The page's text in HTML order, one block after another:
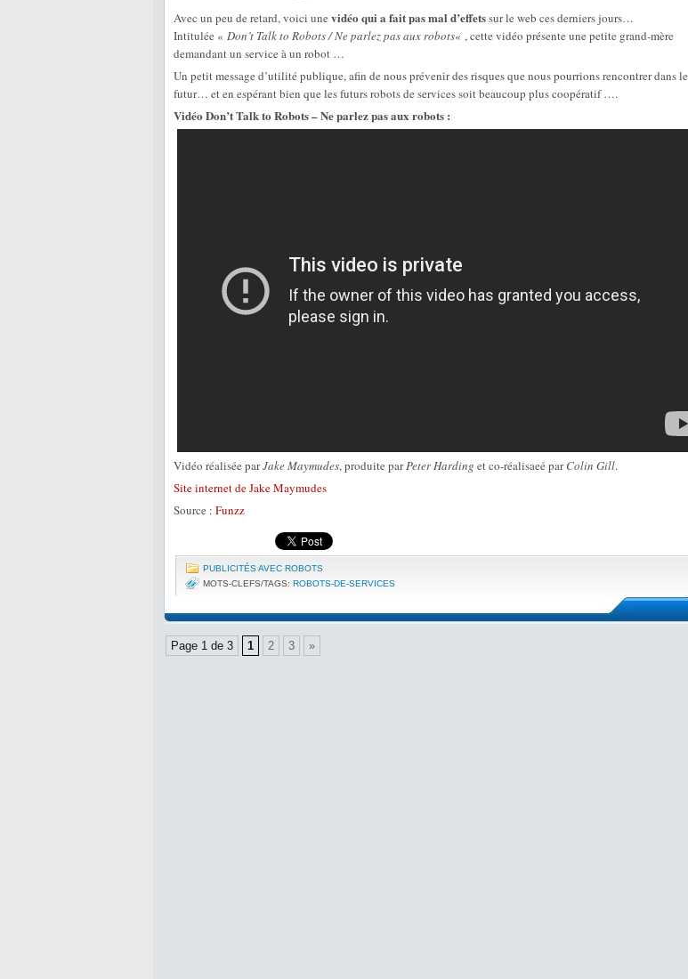
Avec un peu de retard, voici une vidéo qui a fait pas mal d’effetssur le web ces derniers jours…
Intitulée « Don’t Talk to Robots / Ne parlez pas aux robots« , cette vidéo présente une petite grand-mère
demandant un service à un robot …
Un petit message d’utilité publique, afin de nous prévenir des risques que nous pourrions rencontrer dans le
futur… et en espérant bien que les futurs robots de services soit beaucoup plus coopératif ….
Vidéo Don’t Talk to Robots – Ne parlez pas aux robots :
Vidéo réalisée parJake Maymudes, produite parPeter Harding et co-réalisaeé parColin Gill.
Site internet de Jake Maymudes
Source : Funzz
PUBLICITÉS AVEC ROBOTS
MOTS-CLEFS/TAGS: ROBOTS-DE-SERVICES
Page 1 de 3 1 2 3 »